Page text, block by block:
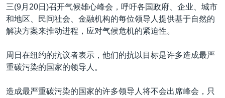
三(9月20日)召开气候雄心峰会，呼吁各国政府、企业、城市
和地区、民间社会、金融机构的每位领导人提供基于自然的
解决方案来推动进程，应对气候危机的紧迫性。
周日在纽约的抗议者表示，他们的抗以目标是许多造成最严
重碳污染的国家的领导人。
造成最严重碳污染的国家的许多领导人将不会出席峰会，只